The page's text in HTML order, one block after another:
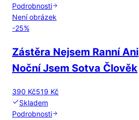
Podrobnosti
Není obrázek
-25%
Zástěra Nejsem Ranní Ani
Noční Jsem Sotva Člověk
390 Kč519 Kč
Skladem
Podrobnosti